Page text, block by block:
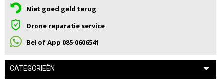
Niet goed geld terug
Drone reparatie service
Bel of App 085-0606541
CATEGORIEËN